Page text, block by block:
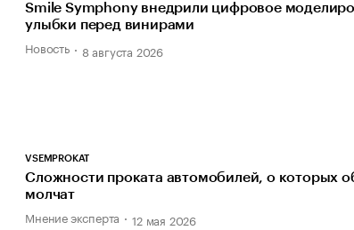
Smile Symphony внедрили цифровое
улыбки перед винирами
Новость 8 августа 2026
VSEMPROKAT
Сложности проката автомобилей, о которых
молчат
Мнение эксперта 12 мая 2026